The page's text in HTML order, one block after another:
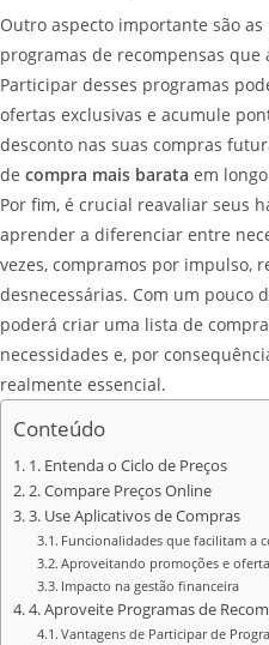
Outro aspecto importante são
programas de recompensas que
Participar desses programas
ofertas exclusivas e acumule
desconto nas suas compras
de compra mais barata em
Por fim, é crucial reavaliar seus
aprender a diferenciar entre
vezes, compramos por impulso,
desnecessárias. Com um pouco
poderá criar uma lista de
necessidades e, por
realmente essencial.
Conteúdo
1. Entenda o Ciclo de Preços
2. Compare Preços Online
3. Use Aplicativos de Compras
Funcionalidades que facilitam a
Aproveitando promoções e
Impacto na gestão financeira
4. Aproveite Programas de
Vantagens de Participar de